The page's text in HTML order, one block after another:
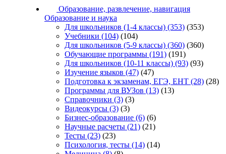
Образование, развлечение, навигация
Образование и наука
Для школьников (1-4 классы) (353) (353)
Учебники (104) (104)
Для школьников (5-9 классы) (360) (360)
Обучающие программы (191) (191)
Для школьников (10-11 классы) (93) (93)
Изучение языков (47) (47)
Подготовка к экзаменам, ЕГЭ, ЕНТ (28) (28)
Программы для ВУЗов (13) (13)
Справочники (3) (3)
Видеокурсы (3) (3)
Бизнес-образование (6) (6)
Научные расчеты (21) (21)
Тесты (23) (23)
Психология, тесты (14) (14)